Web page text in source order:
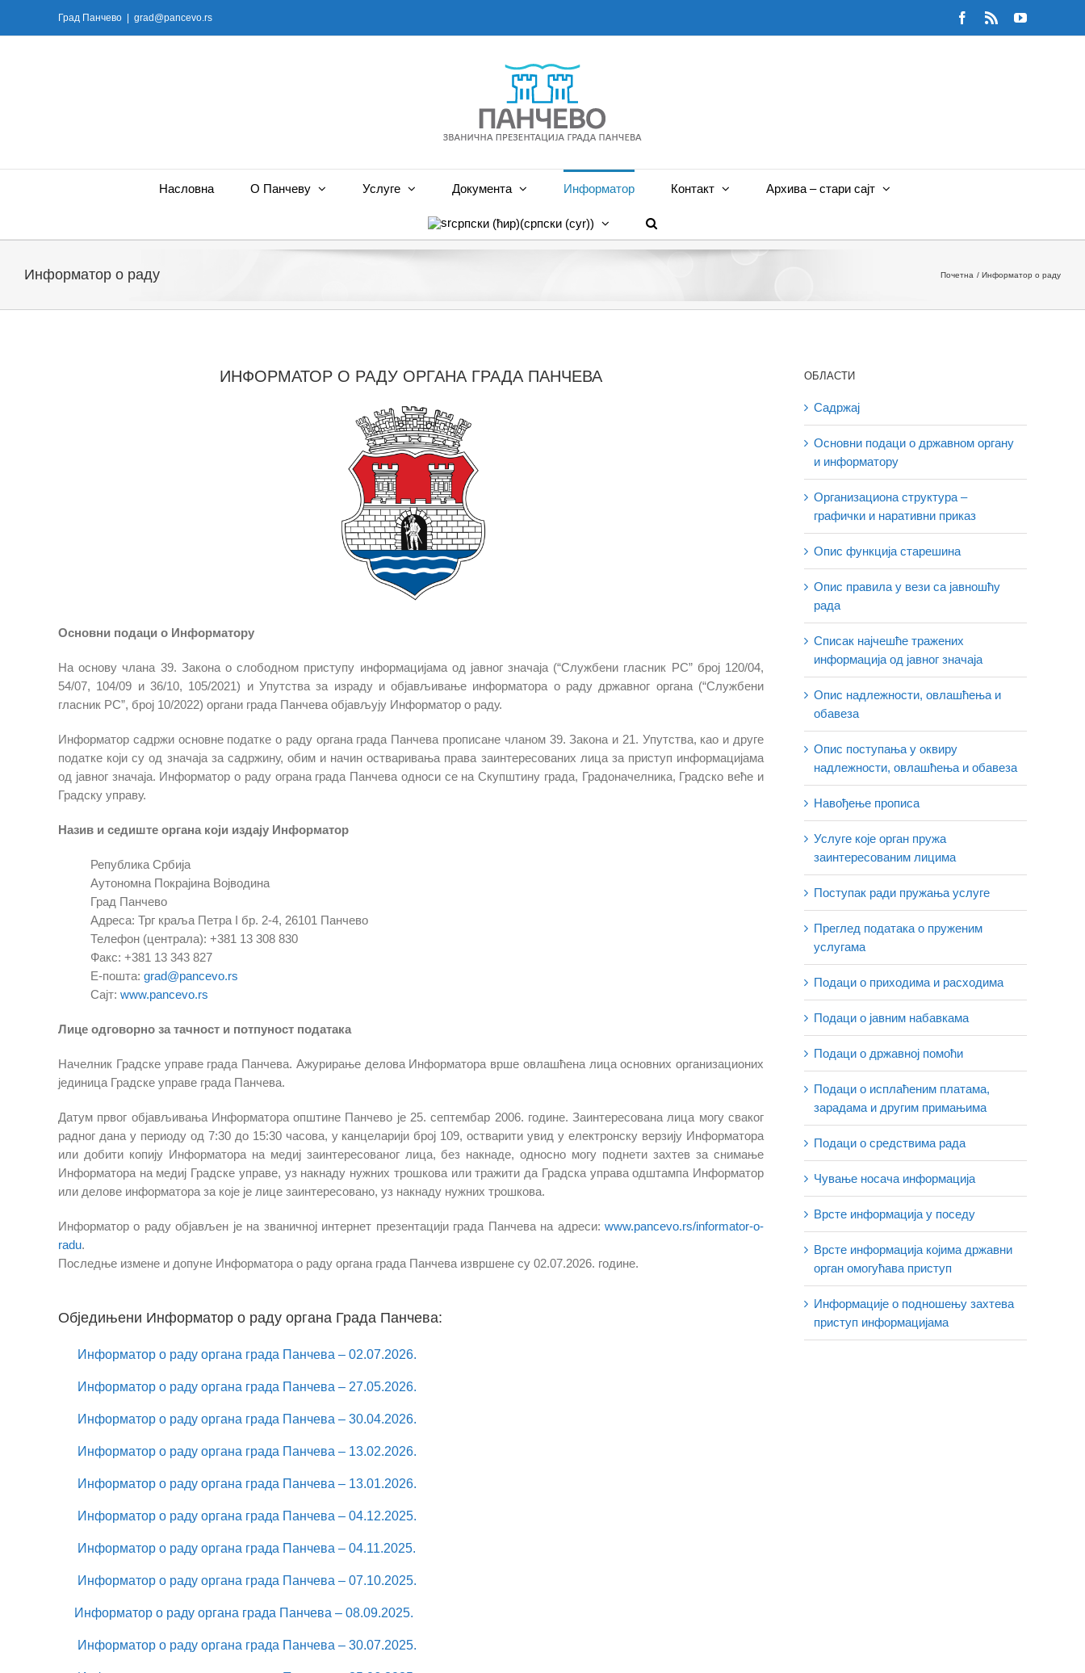
Град Панчево grad@pancevo.rs Facebook
Rss YouTube
Насловна О Панчеву Услуге Документа Информатор Контакт Архива – стари сајт
српски (ћир)(српски (cyr))
Информатор о раду Почетна Информатор о раду
ИНФОРМАТОР О РАДУ ОРГАНА ГРАДА ПАНЧЕВА
Основни подаци о Информатору
На основу члана 39. Закона о слободном приступу информацијама од јавног значаја (“Службени гласник РС” број 120/04,
54/07, 104/09 и 36/10, 105/2021) и Упутства за израду и објављивање информатора о раду државног органа (“Службени
гласник РС”, број 10/2022) органи града Панчева објављују Информатор о раду.
Информатор садржи основне податке о раду органа града Панчева прописане чланом 39. Закона и 21. Упутства, као и друге
податке који су од значаја за садржину, обим и начин остваривања права заинтересованих лица за приступ информацијама
од јавног значаја. Информатор о раду ограна града Панчева односи се на Скупштину града, Градоначелника, Градско веће и
Градску управу.
Назив и седиште органа који издају Информатор
Република Србија
Аутономна Покрајина Војводина
Град Панчево
Адреса: Трг краља Петра I бр. 2-4, 26101 Панчево
Телефон (централа): +381 13 308 830
Факс: +381 13 343 827
Е-пошта: grad@pancevo.rs
Сајт: www.pancevo.rs
Лице одговорно за тачност и потпуност података
Начелник Градске управе града Панчева. Ажурирање делова Информатора вршe овлашћена лица основних организационих
јединица Градске управе града Панчева.
Датум првог објављивања Информатора општине Панчево је 25. септембар 2006. године. Заинтересована лица могу сваког
радног дана у периоду од 7:30 до 15:30 часова, у канцеларији број 109, остварити увид у електронску верзију Информатора
или добити копију Информатора на медиј заинтересованог лица, без накнаде, односно могу поднети захтев за снимање
Информатора на медиј Градске управе, уз накнаду нужних трошкова или тражити да Градска управа одштампа Информатор
или делове информатора за које је лице заинтересовано, уз накнаду нужних трошкова.
Информатор о раду објављен је на званичној интернет презентацији града Панчева на адреси: www.pancevo.rs/informator-o-
radu.
Последње измене и допуне Информатора о раду органа града Панчева извршене су 02.07.2026. године.
Обједињени Информатор о раду органа Града Панчева:
Информатор о раду органа града Панчева – 02.07.2026.
Информатор о раду органа града Панчева – 27.05.2026.
Информатор о раду органа града Панчева – 30.04.2026.
Информатор о раду органа града Панчева – 13.02.2026.
Информатор о раду органа града Панчева – 13.01.2026.
Информатор о раду органа града Панчева – 04.12.2025.
Информатор о раду органа града Панчева – 04.11.2025.
Информатор о раду органа града Панчева – 07.10.2025.
Информатор о раду органа града Панчева – 08.09.2025.
Информатор о раду органа града Панчева – 30.07.2025.
ОБЛАСТИ
Садржај
Основни подаци о државном органу
и информатору
Организациона структура –
графички и наративни приказ
Опис функција старешина
Опис правила у вези са јавношћу
рада
Списак најчешће тражених
информација од јавног значаја
Опис надлежности, овлашћења и
обавеза
Опис поступања у оквиру
надлежности, овлашћења и обавеза
Навођење прописа
Услуге које орган пружа
заинтересованим лицима
Поступак ради пружања услуге
Преглед података о пруженим
услугама
Подаци о приходима и расходима
Подаци о јавним набавкама
Подаци о државној помоћи
Подаци о исплаћеним платама,
зарадама и другим примањима
Подаци о средствима рада
Чување носача информација
Врсте информација у поседу
Врсте информација којима државни
орган омогућава приступ
Информације о подношењу захтева
приступ информацијама